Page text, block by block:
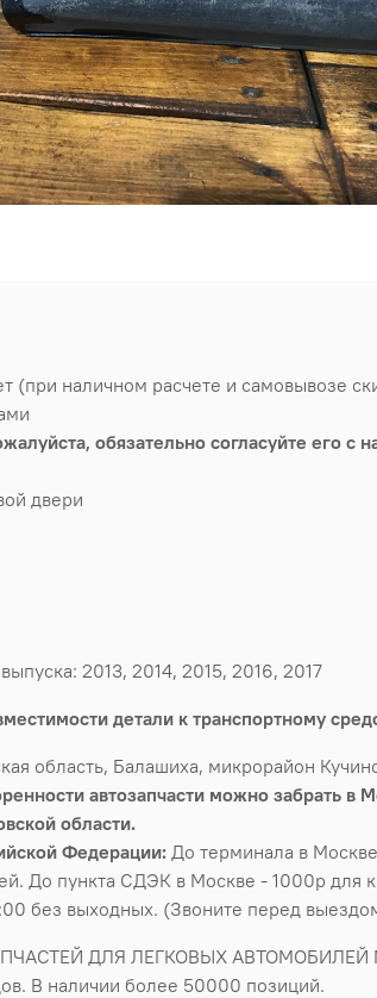
(при наличном расчете и самовывозе
обязательно согласуйте его
двери
2013, 2014, 2015, 2016, 2017
детали к транспортному
область, Балашиха, микрорайон
автозапчасти можно забрать в
области.
Федерации: До терминала в
До пункта СДЭК в Москве - 1000р для
без выходных. (Звоните перед
ДЛЯ ЛЕГКОВЫХ
В наличии более 50000 позиций.